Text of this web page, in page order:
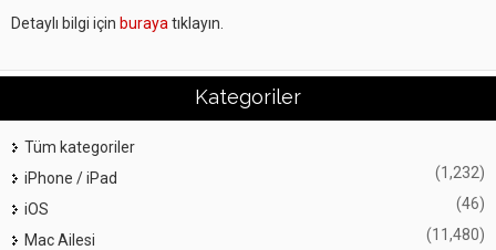
Detaylı bilgi için buraya tıklayın.
Kategoriler
Tüm kategoriler
iPhone / iPad
(1,232)
iOS (46)
Mac Ailesi (11,480)